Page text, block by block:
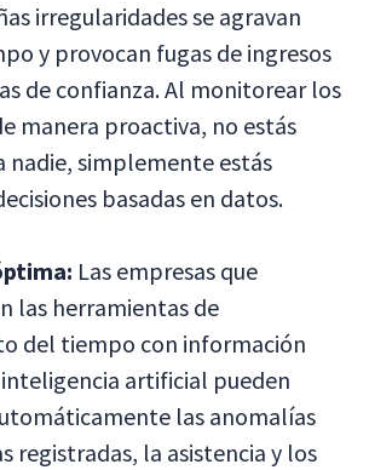
irregularidades se agravan
y provocan fugas de ingresos
de confianza. Al monitorear los
manera proactiva, no estás
nadie, simplemente estás
basadas en datos.
Las empresas que
las herramientas de
del tiempo con información
inteligencia artificial pueden
las anomalías
registradas, la asistencia y los